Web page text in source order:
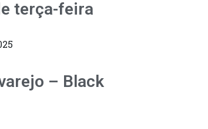
terça-feira
– Black